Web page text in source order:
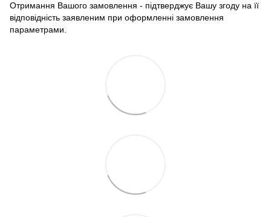
Отримання Вашого замовлення - підтверджує Вашу згоду на її
відповідність заявленим при оформленні замовлення
параметрами.